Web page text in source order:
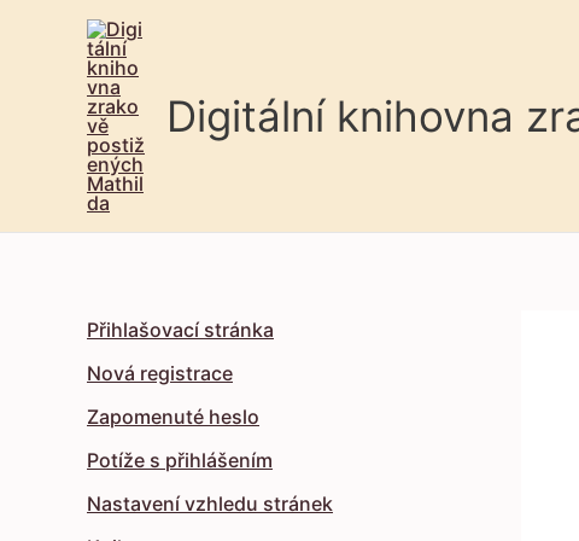
Digitální knihovna
Přihlašovací stránka
Nová registrace
Zapomenuté heslo
Potíže s přihlášením
Nastavení vzhledu stránek